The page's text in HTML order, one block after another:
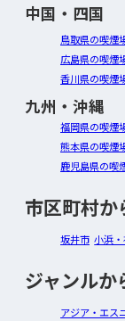
中国・四国
鳥取県の喫煙
広島県の喫煙
香川県の喫煙
九州・沖縄
福岡県の喫煙
熊本県の喫煙
鹿児島県の喫
市区町村か
坂井市 小浜
ジャンルか
アジア・エス